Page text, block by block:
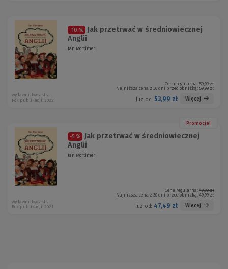
-10 %
Jak przetrwać w średniowiecznej
Anglii
Ian Mortimer
Cena regularna: 59,99 zł
Najniższa cena z 30 dni przed obniżką: 59,99 zł
Już od: 53,99 zł Więcej
wydawnictwo astra
Rok publikacji: 2022
Promocja!
-5 %
Jak przetrwać w średniowiecznej
Anglii
Ian Mortimer
Cena regularna: 49,99 zł
Najniższa cena z 30 dni przed obniżką: 49,99 zł
Już od: 47,49 zł Więcej
wydawnictwo astra
Rok publikacji: 2021